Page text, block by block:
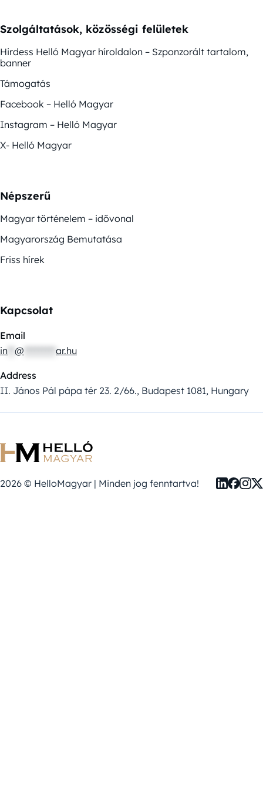
Szolgáltatások, közösségi felületek
Hirdess Helló Magyar híroldalon – Szponzorált tartalom,
banner
Támogatás
Facebook – Helló Magyar
Instagram – Helló Magyar
X- Helló Magyar
Népszerű
Magyar történelem – idővonal
Magyarország Bemutatása
Friss hírek
Kapcsolat
Email
in @ ar.hu
Address
II. János Pál pápa tér 23. 2/66., Budapest 1081, Hungary
2026 © HelloMagyar | Minden jog fenntartva!